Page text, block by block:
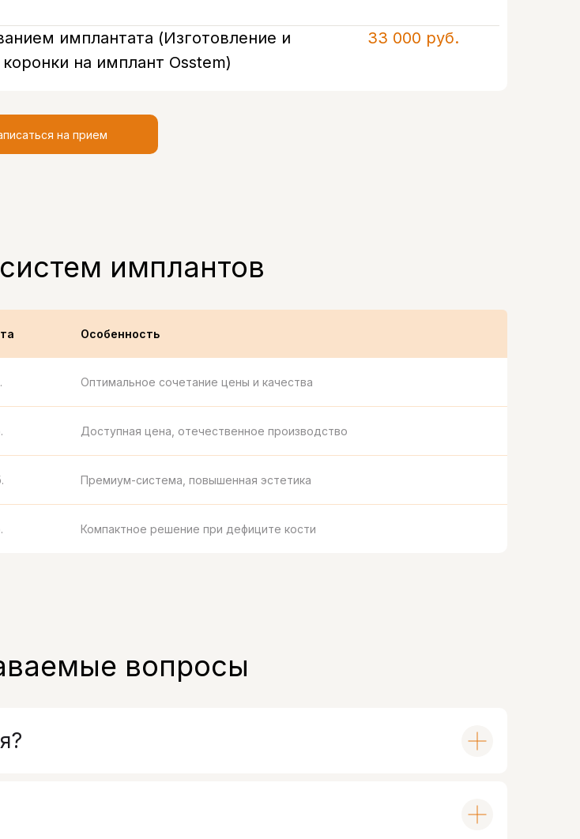
имплантата (Изготовление и
на имплант Osstem)
33 000 руб.
на прием
Особенность
Оптимальное сочетание цены и качества
Доступная цена, отечественное производство
Премиум-система, повышенная эстетика
Компактное решение при дефиците кости
имплантов
вопросы